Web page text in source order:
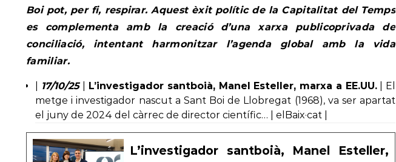
Boi pot, per fi, respirar. Aquest èxit polític de la Capitalitat del Temps
es complementa amb la creació d’una xarxa publicoprivada de
conciliació, intentant harmonitzar l’agenda global amb la vida
familiar.
17/10/25 L’investigador santboià, Manel Esteller, marxa a EE.UU.| El
metge i investigador nascut a Sant Boi de Llobregat (1968), va ser apartat
el juny de 2024 del càrrec de director científic… | elBaix·cat |
L’investigador santboià, Manel Esteller,